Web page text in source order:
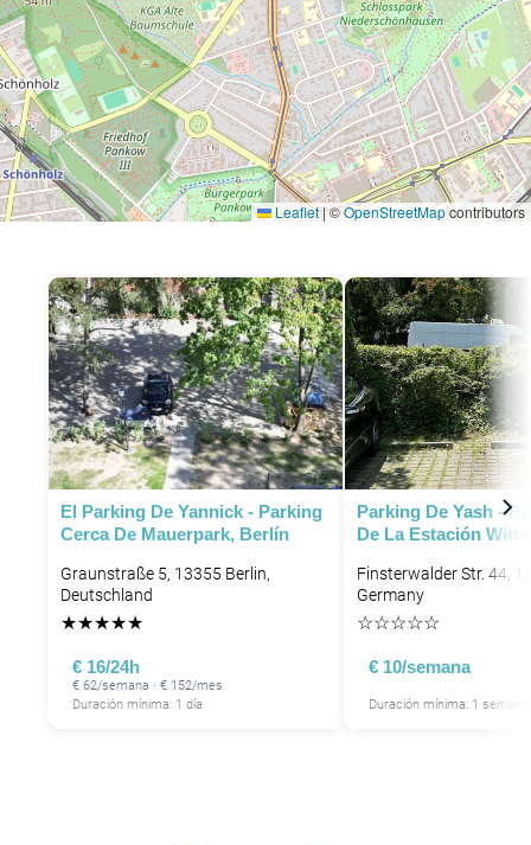
Leaflet|©OpenStreetMapcontributors
El Parking De Yannick - Parking
Cerca De Mauerpark, Berlín
Graunstraße 5, 13355 Berlin,
Deutschland
★★★★★
€ 16/24h
€ 62/semana · € 152/mes
Duración mínima: 1 día
Parking De Yash -
De La Estación
Finsterwalder Str. 44,
Germany
☆☆☆☆☆
€ 10/semana
Duración mínima: 1 semana